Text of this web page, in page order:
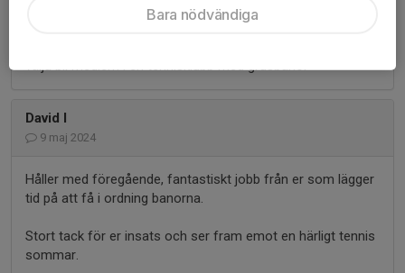
uppskatta det ni gör 👍
Om man inte förstår att det dåliga vädret gör det
välja bli medlem i en tennisklubb med grusbanor
David I
9 maj 2024
Håller med föregående, fantastiskt jobb från er som lägger
tid på att få i ordning banorna.
Stort tack för er insats och ser fram emot en härligt tennis
sommar.
Bara nödvändiga